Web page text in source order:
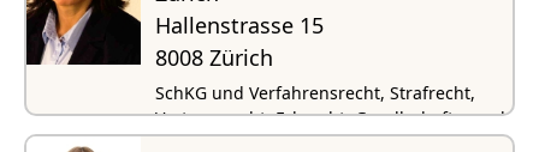
Hallenstrasse 15
8008 Zürich
SchKG und Verfahrensrecht, Strafrecht,
Vertragsrecht, Erbrecht, Gesellschafts- und
Firmenrecht